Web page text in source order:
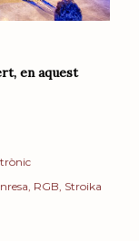
en aquest
RGB Stroika